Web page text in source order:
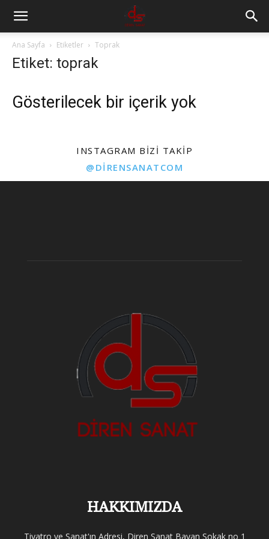
Ana Sayfa Etiketler Toprak
Etiket: toprak
Gösterilecek bir içerik yok
INSTAGRAM BIZI TAKIP
@DIRENSANATCOM
HAKKIMIZDA
Tiyatro ve Sanat'ın Adresi, Diren Sanat Bayan Sokak no 1